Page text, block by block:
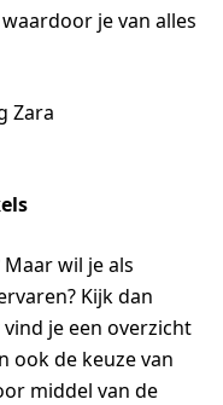
je van alles
wil je als
Kijk dan
je een overzicht
ook de keuze van
middel van de